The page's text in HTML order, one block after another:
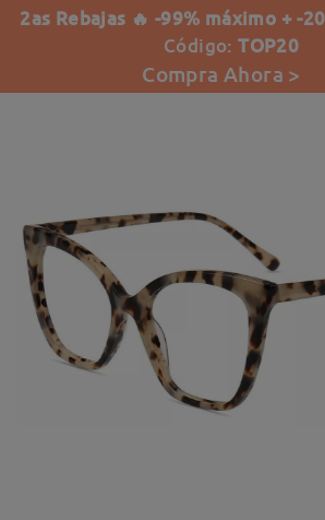
2as Rebajas 🔥 -99% máximo + -
Código:TOP20
Compra Ahora >